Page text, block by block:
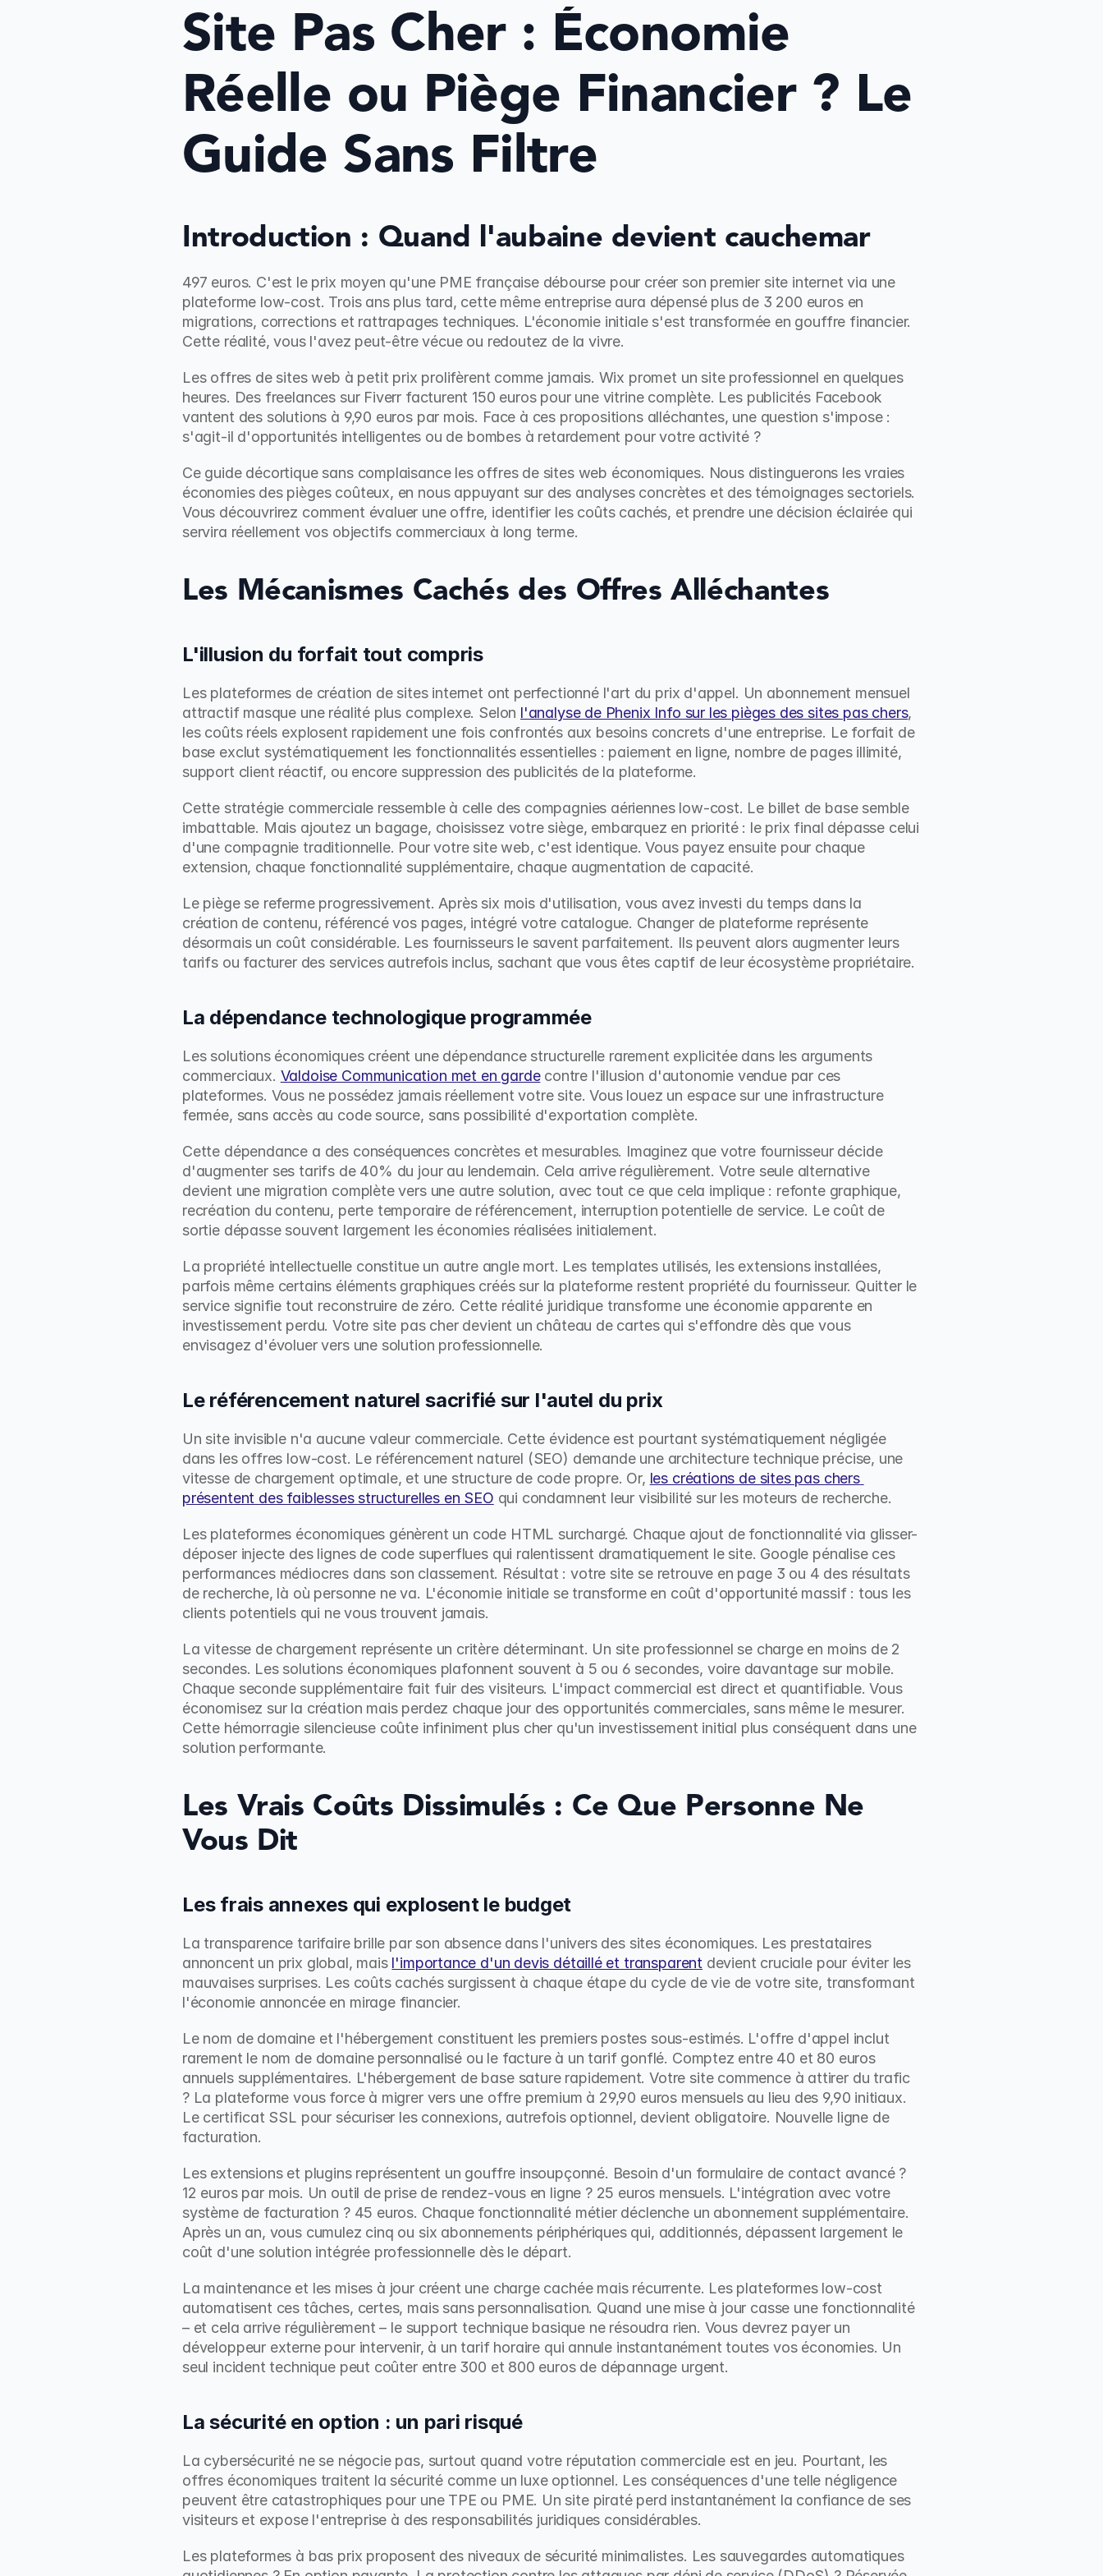
Site Pas Cher : Économie
Réelle ou Piège Financier ? Le
Guide Sans Filtre
Introduction : Quand l'aubaine devient cauchemar
497 euros. C'est le prix moyen qu'une PME française débourse pour créer son premier site internet via une
plateforme low-cost. Trois ans plus tard, cette même entreprise aura dépensé plus de 3 200 euros en
migrations, corrections et rattrapages techniques. L'économie initiale s'est transformée en gouffre financier.
Cette réalité, vous l'avez peut-être vécue ou redoutez de la vivre.
Les offres de sites web à petit prix prolifèrent comme jamais. Wix promet un site professionnel en quelques
heures. Des freelances sur Fiverr facturent 150 euros pour une vitrine complète. Les publicités Facebook
vantent des solutions à 9,90 euros par mois. Face à ces propositions alléchantes, une question s'impose :
s'agit-il d'opportunités intelligentes ou de bombes à retardement pour votre activité ?
Ce guide décortique sans complaisance les offres de sites web économiques. Nous distinguerons les vraies
économies des pièges coûteux, en nous appuyant sur des analyses concrètes et des témoignages sectoriels.
Vous découvrirez comment évaluer une offre, identifier les coûts cachés, et prendre une décision éclairée qui
servira réellement vos objectifs commerciaux à long terme.
Les Mécanismes Cachés des Offres Alléchantes
L'illusion du forfait tout compris
Les plateformes de création de sites internet ont perfectionné l'art du prix d'appel. Un abonnement mensuel
attractif masque une réalité plus complexe. Selon l'analyse de Phenix Info sur les pièges des sites pas chers,
les coûts réels explosent rapidement une fois confrontés aux besoins concrets d'une entreprise. Le forfait de
base exclut systématiquement les fonctionnalités essentielles : paiement en ligne, nombre de pages illimité,
support client réactif, ou encore suppression des publicités de la plateforme.
Cette stratégie commerciale ressemble à celle des compagnies aériennes low-cost. Le billet de base semble
imbattable. Mais ajoutez un bagage, choisissez votre siège, embarquez en priorité : le prix final dépasse celui
d'une compagnie traditionnelle. Pour votre site web, c'est identique. Vous payez ensuite pour chaque
extension, chaque fonctionnalité supplémentaire, chaque augmentation de capacité.
Le piège se referme progressivement. Après six mois d'utilisation, vous avez investi du temps dans la
création de contenu, référencé vos pages, intégré votre catalogue. Changer de plateforme représente
désormais un coût considérable. Les fournisseurs le savent parfaitement. Ils peuvent alors augmenter leurs
tarifs ou facturer des services autrefois inclus, sachant que vous êtes captif de leur écosystème propriétaire.
La dépendance technologique programmée
Les solutions économiques créent une dépendance structurelle rarement explicitée dans les arguments
commerciaux. Valdoise Communication met en garde contre l'illusion d'autonomie vendue par ces
plateformes. Vous ne possédez jamais réellement votre site. Vous louez un espace sur une infrastructure
fermée, sans accès au code source, sans possibilité d'exportation complète.
Cette dépendance a des conséquences concrètes et mesurables. Imaginez que votre fournisseur décide
d'augmenter ses tarifs de 40% du jour au lendemain. Cela arrive régulièrement. Votre seule alternative
devient une migration complète vers une autre solution, avec tout ce que cela implique : refonte graphique,
recréation du contenu, perte temporaire de référencement, interruption potentielle de service. Le coût de
sortie dépasse souvent largement les économies réalisées initialement.
La propriété intellectuelle constitue un autre angle mort. Les templates utilisés, les extensions installées,
parfois même certains éléments graphiques créés sur la plateforme restent propriété du fournisseur. Quitter le
service signifie tout reconstruire de zéro. Cette réalité juridique transforme une économie apparente en
investissement perdu. Votre site pas cher devient un château de cartes qui s'effondre dès que vous
envisagez d'évoluer vers une solution professionnelle.
Le référencement naturel sacrifié sur l'autel du prix
Un site invisible n'a aucune valeur commerciale. Cette évidence est pourtant systématiquement négligée
dans les offres low-cost. Le référencement naturel (SEO) demande une architecture technique précise, une
vitesse de chargement optimale, et une structure de code propre. Or, les créations de sites pas chers
présentent des faiblesses structurelles en SEO qui condamnent leur visibilité sur les moteurs de recherche.
Les plateformes économiques génèrent un code HTML surchargé. Chaque ajout de fonctionnalité via glisser-
déposer injecte des lignes de code superflues qui ralentissent dramatiquement le site. Google pénalise ces
performances médiocres dans son classement. Résultat : votre site se retrouve en page 3 ou 4 des résultats
de recherche, là où personne ne va. L'économie initiale se transforme en coût d'opportunité massif : tous les
clients potentiels qui ne vous trouvent jamais.
La vitesse de chargement représente un critère déterminant. Un site professionnel se charge en moins de 2
secondes. Les solutions économiques plafonnent souvent à 5 ou 6 secondes, voire davantage sur mobile.
Chaque seconde supplémentaire fait fuir des visiteurs. L'impact commercial est direct et quantifiable. Vous
économisez sur la création mais perdez chaque jour des opportunités commerciales, sans même le mesurer.
Cette hémorragie silencieuse coûte infiniment plus cher qu'un investissement initial plus conséquent dans une
solution performante.
Les Vrais Coûts Dissimulés : Ce Que Personne Ne
Vous Dit
Les frais annexes qui explosent le budget
La transparence tarifaire brille par son absence dans l'univers des sites économiques. Les prestataires
annoncent un prix global, mais l'importance d'un devis détaillé et transparent devient cruciale pour éviter les
mauvaises surprises. Les coûts cachés surgissent à chaque étape du cycle de vie de votre site, transformant
l'économie annoncée en mirage financier.
Le nom de domaine et l'hébergement constituent les premiers postes sous-estimés. L'offre d'appel inclut
rarement le nom de domaine personnalisé ou le facture à un tarif gonflé. Comptez entre 40 et 80 euros
annuels supplémentaires. L'hébergement de base sature rapidement. Votre site commence à attirer du trafic
? La plateforme vous force à migrer vers une offre premium à 29,90 euros mensuels au lieu des 9,90 initiaux.
Le certificat SSL pour sécuriser les connexions, autrefois optionnel, devient obligatoire. Nouvelle ligne de
facturation.
Les extensions et plugins représentent un gouffre insoupçonné. Besoin d'un formulaire de contact avancé ?
12 euros par mois. Un outil de prise de rendez-vous en ligne ? 25 euros mensuels. L'intégration avec votre
système de facturation ? 45 euros. Chaque fonctionnalité métier déclenche un abonnement supplémentaire.
Après un an, vous cumulez cinq ou six abonnements périphériques qui, additionnés, dépassent largement le
coût d'une solution intégrée professionnelle dès le départ.
La maintenance et les mises à jour créent une charge cachée mais récurrente. Les plateformes low-cost
automatisent ces tâches, certes, mais sans personnalisation. Quand une mise à jour casse une fonctionnalité
– et cela arrive régulièrement – le support technique basique ne résoudra rien. Vous devrez payer un
développeur externe pour intervenir, à un tarif horaire qui annule instantanément toutes vos économies. Un
seul incident technique peut coûter entre 300 et 800 euros de dépannage urgent.
La sécurité en option : un pari risqué
La cybersécurité ne se négocie pas, surtout quand votre réputation commerciale est en jeu. Pourtant, les
offres économiques traitent la sécurité comme un luxe optionnel. Les conséquences d'une telle négligence
peuvent être catastrophiques pour une TPE ou PME. Un site piraté perd instantanément la confiance de ses
visiteurs et expose l'entreprise à des responsabilités juridiques considérables.
Les plateformes à bas prix proposent des niveaux de sécurité minimalistes. Les sauvegardes automatiques